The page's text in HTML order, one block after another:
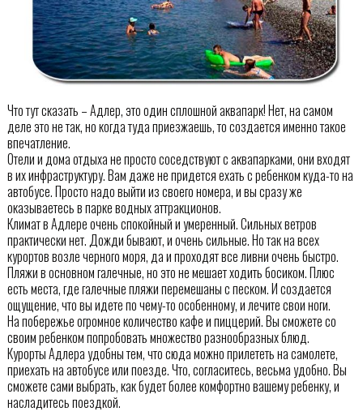
Что тут сказать – Адлер, это один сплошной аквапарк! Нет, на самом
деле это не так, но когда туда приезжаешь, то создается именно такое
впечатление.
Отели и дома отдыха не просто соседствуют с аквапарками, они входят
в их инфраструктуру. Вам даже не придется ехать с ребенком куда-то на
автобусе. Просто надо выйти из своего номера, и вы сразу же
оказываетесь в парке водных аттракционов.
Климат в Адлере очень спокойный и умеренный. Сильных ветров
практически нет. Дожди бывают, и очень сильные. Но так на всех
курортов возле черного моря, да и проходят все ливни очень быстро.
Пляжи в основном галечные, но это не мешает ходить босиком. Плюс
есть места, где галечные пляжи перемешаны с песком. И создается
ощущение, что вы идете по чему-то особенному, и лечите свои ноги.
На побережье огромное количество кафе и пиццерий. Вы сможете со
своим ребенком попробовать множество разнообразных блюд.
Курорты Адлера удобны тем, что сюда можно прилететь на самолете,
приехать на автобусе или поезде. Что, согласитесь, весьма удобно. Вы
сможете сами выбрать, как будет более комфортно вашему ребенку, и
насладитесь поездкой.